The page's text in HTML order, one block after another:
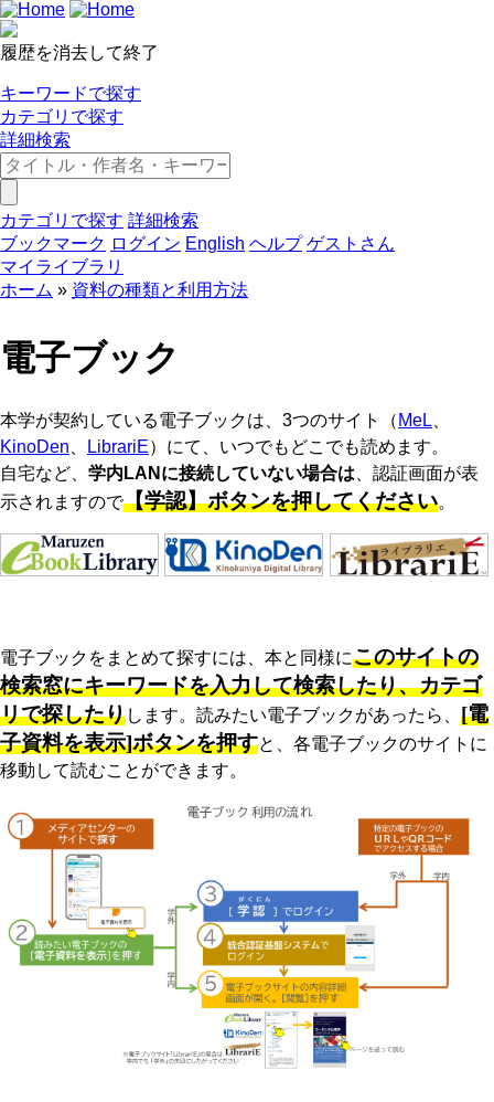
履歴を消去して終了
キーワードで探す
カテゴリで探す
詳細検索
カテゴリで探す 詳細検索
ブックマーク ログイン English ヘルプ ゲストさん
マイライブラリ
ホーム
資料の種類と利用方法
電子ブック
本学が契約している電子ブックは、3つのサイト（ MeL
KinoDen
LibrariE）にて、いつでもどこでも読めます。
自宅など、 学内LANに接続していない場合は 、認証画面が表
示されますので【学認】ボタンを押してください。
電子ブックをまとめて探すには、本と同様にこのサイトの
検索窓にキーワードを入力して検索したり、カテゴ
リで探したりします。読みたい電子ブックがあったら、 [電
子資料を表示]ボタンを押すと、各電子ブックのサイトに
移動して読むことができます。